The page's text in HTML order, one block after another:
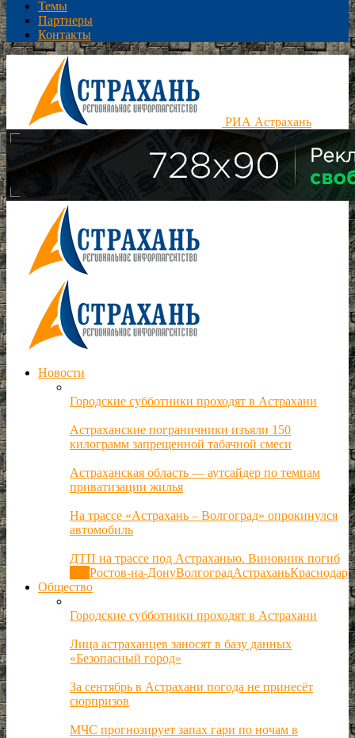
Темы
Партнеры
Контакты
РИА Астрахань
Новости
Городские субботники проходят в Астрахани
Астраханские пограничники изъяли 150
килограмм запрещенной табачной смеси
Астраханская область — аутсайдер по темпам
приватизации жилья
На трассе «Астрахань – Волгоград» опрокинулся
автомобиль
ДТП на трассе под Астраханью. Виновник погиб
Ростов-на-ДонуВолгоградАстраханьКраснодар
Общество
Городские субботники проходят в Астрахани
Лица астраханцев заносят в базу данных
«Безопасный город»
За сентябрь в Астрахани погода не принесёт
сюрпризов
МЧС прогнозирует запах гари по ночам в